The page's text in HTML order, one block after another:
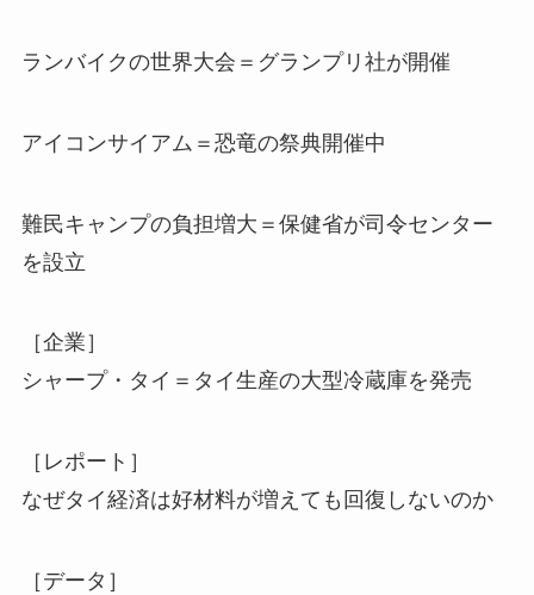
ランバイクの世界大会＝グランプリ社が開催
アイコンサイアム＝恐竜の祭典開催中
難民キャンプの負担増大＝保健省が司令センター
を設立
［企業］
シャープ・タイ＝タイ生産の大型冷蔵庫を発売
［レポート］
なぜタイ経済は好材料が増えても回復しないのか
［データ］